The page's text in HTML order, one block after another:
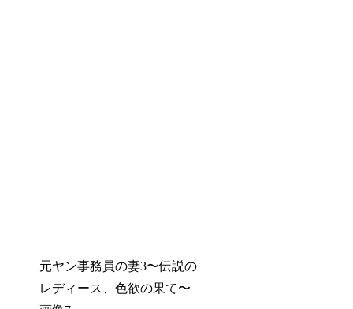
元ヤン事務員の妻3〜伝説の
レディース、色欲の果て〜